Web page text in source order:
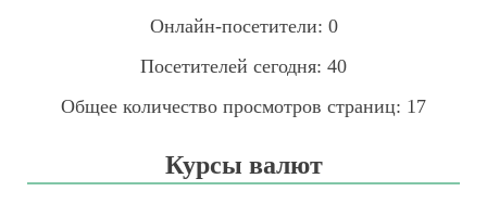
Онлайн-посетители: 0
Посетителей сегодня: 40
Общее количество просмотров страниц: 17
Курсы валют